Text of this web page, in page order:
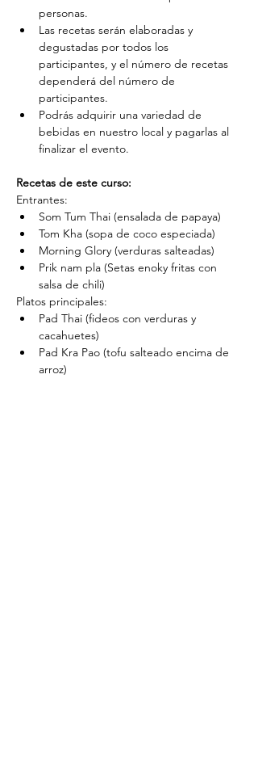
personas.
Las recetas serán elaboradas y
degustadas por todos los
participantes, y el número de recetas
dependerá del número de
participantes.
Podrás adquirir una variedad de
bebidas en nuestro local y pagarlas al
finalizar el evento.
Recetas de este curso:
Entrantes:
Som Tum Thai (ensalada de papaya)
Tom Kha (sopa de coco especiada)
Morning Glory (verduras salteadas)
Prik nam pla (Setas enoky fritas con
salsa de chili)
Platos principales:
Pad Thai (fideos con verduras y
cacahuetes)
Pad Kra Pao (tofu salteado encima de
arroz)